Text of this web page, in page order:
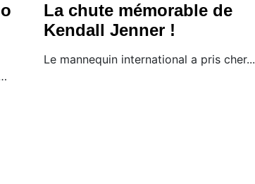
La chute mémorable de
Kendall Jenner !
Le mannequin international a pris cher...